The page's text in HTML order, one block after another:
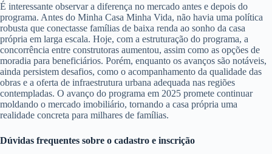
É interessante observar a diferença no mercado antes e depois do
programa. Antes do Minha Casa Minha Vida, não havia uma política
robusta que conectasse famílias de baixa renda ao sonho da casa
própria em larga escala. Hoje, com a estruturação do programa, a
concorrência entre construtoras aumentou, assim como as opções de
moradia para beneficiários. Porém, enquanto os avanços são notáveis,
ainda persistem desafios, como o acompanhamento da qualidade das
obras e a oferta de infraestrutura urbana adequada nas regiões
contempladas. O avanço do programa em 2025 promete continuar
moldando o mercado imobiliário, tornando a casa própria uma
realidade concreta para milhares de famílias.
Dúvidas frequentes sobre o cadastro e inscrição